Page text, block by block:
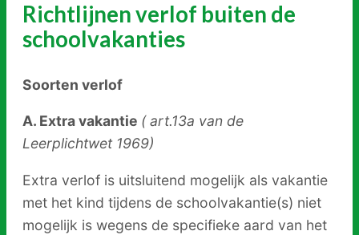
Richtlijnen verlof buiten de
schoolvakanties
Soorten verlof
A. Extra vakantie ( art.13a van de
Leerplichtwet 1969)
Extra verlof is uitsluitend mogelijk als vakantie
met het kind tijdens de schoolvakantie(s) niet
mogelijk is wegens de specifieke aard van het